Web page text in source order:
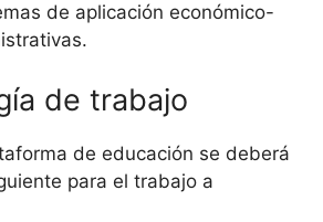
de aplicación económico-
de trabajo
de educación se deberá
para el trabajo a